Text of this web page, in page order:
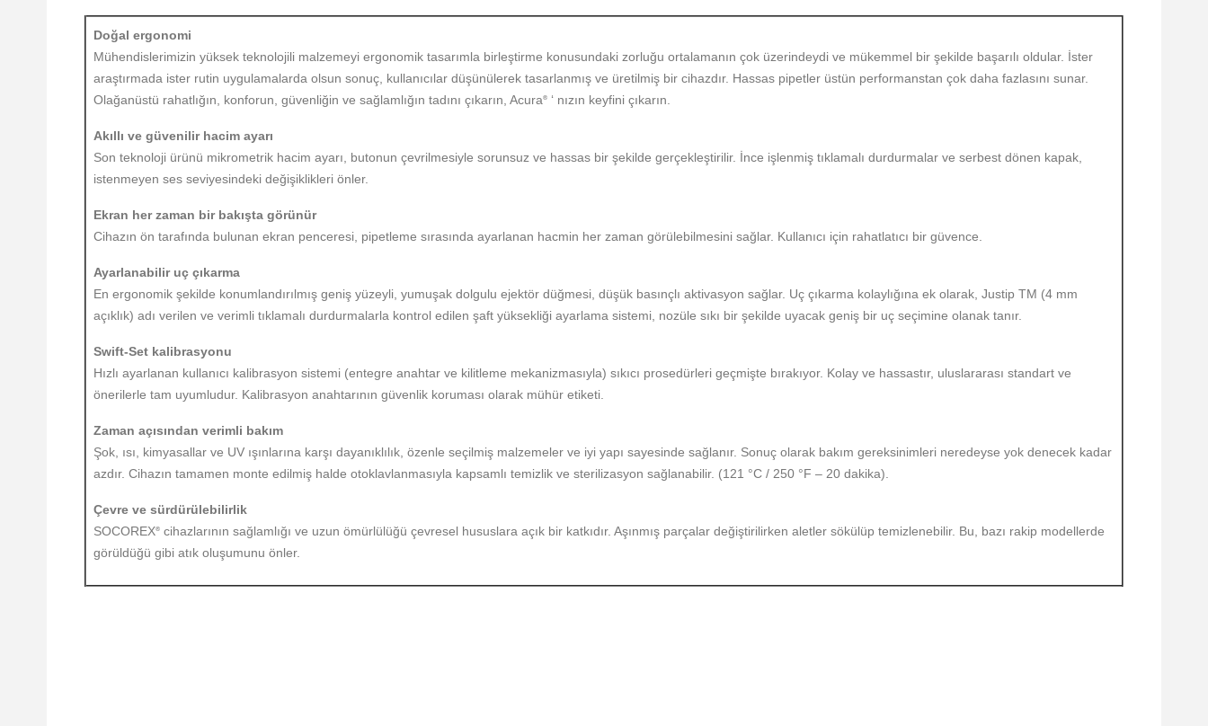
Doğal ergonomi
Mühendislerimizin yüksek teknolojili malzemeyi ergonomik tasarımla birleştirme konusundaki zorluğu ortalamanın çok üzerindeydi ve mükemmel bir şekilde başarılı oldular. İster
araştırmada ister rutin uygulamalarda olsun sonuç, kullanıcılar düşünülerek tasarlanmış ve üretilmiş bir cihazdır. Hassas pipetler üstün performanstan çok daha fazlasını sunar.
Olağanüstü rahatlığın, konforun, güvenliğin ve sağlamlığın tadını çıkarın, Acura® ‘ nızın keyfini çıkarın.
Akıllı ve güvenilir hacim ayarı
Son teknoloji ürünü mikrometrik hacim ayarı, butonun çevrilmesiyle sorunsuz ve hassas bir şekilde gerçekleştirilir. İnce işlenmiş tıklamalı durdurmalar ve serbest dönen kapak,
istenmeyen ses seviyesindeki değişiklikleri önler.
Ekran her zaman bir bakışta görünür
Cihazın ön tarafında bulunan ekran penceresi, pipetleme sırasında ayarlanan hacmin her zaman görülebilmesini sağlar. Kullanıcı için rahatlatıcı bir güvence.
Ayarlanabilir uç çıkarma
En ergonomik şekilde konumlandırılmış geniş yüzeyli, yumuşak dolgulu ejektör düğmesi, düşük basınçlı aktivasyon sağlar. Uç çıkarma kolaylığına ek olarak, Justip TM (4 mm
açıklık) adı verilen ve verimli tıklamalı durdurmalarla kontrol edilen şaft yüksekliği ayarlama sistemi, nozüle sıkı bir şekilde uyacak geniş bir uç seçimine olanak tanır.
Swift-Set kalibrasyonu
Hızlı ayarlanan kullanıcı kalibrasyon sistemi (entegre anahtar ve kilitleme mekanizmasıyla) sıkıcı prosedürleri geçmişte bırakıyor. Kolay ve hassastır, uluslararası standart ve
önerilerle tam uyumludur. Kalibrasyon anahtarının güvenlik koruması olarak mühür etiketi.
Zaman açısından verimli bakım
Şok, ısı, kimyasallar ve UV ışınlarına karşı dayanıklılık, özenle seçilmiş malzemeler ve iyi yapı sayesinde sağlanır. Sonuç olarak bakım gereksinimleri neredeyse yok denecek kadar
azdır. Cihazın tamamen monte edilmiş halde otoklavlanmasıyla kapsamlı temizlik ve sterilizasyon sağlanabilir. (121 °C / 250 °F – 20 dakika).
Çevre ve sürdürülebilirlik
SOCOREX® cihazlarının sağlamlığı ve uzun ömürlülüğü çevresel hususlara açık bir katkıdır. Aşınmış parçalar değiştirilirken aletler sökülüp temizlenebilir. Bu, bazı rakip modellerde
görüldüğü gibi atık oluşumunu önler.